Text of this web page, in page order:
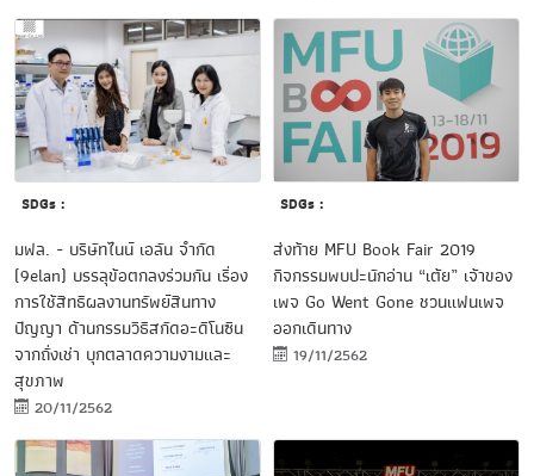
SDGs :
มฟล. - บริษัทไนน์ เอลัน จำกัด
(9elan) บรรลุข้อตกลงร่วมกัน เรื่อง
การใช้สิทธิผลงานทรัพย์สินทาง
ปัญญา ด้านกรรมวิธีสกัดอะดีโนซีน
จากถั่งเช่า บุกตลาดความงามและ
สุขภาพ
20/11/2562
SDGs :
ส่งท้าย MFU Book Fair 2019
กิจกรรมพบปะนักอ่าน “เต้ย” เจ้าของ
เพจ Go Went Gone ชวนแฟนเพจ
ออกเดินทาง
19/11/2562